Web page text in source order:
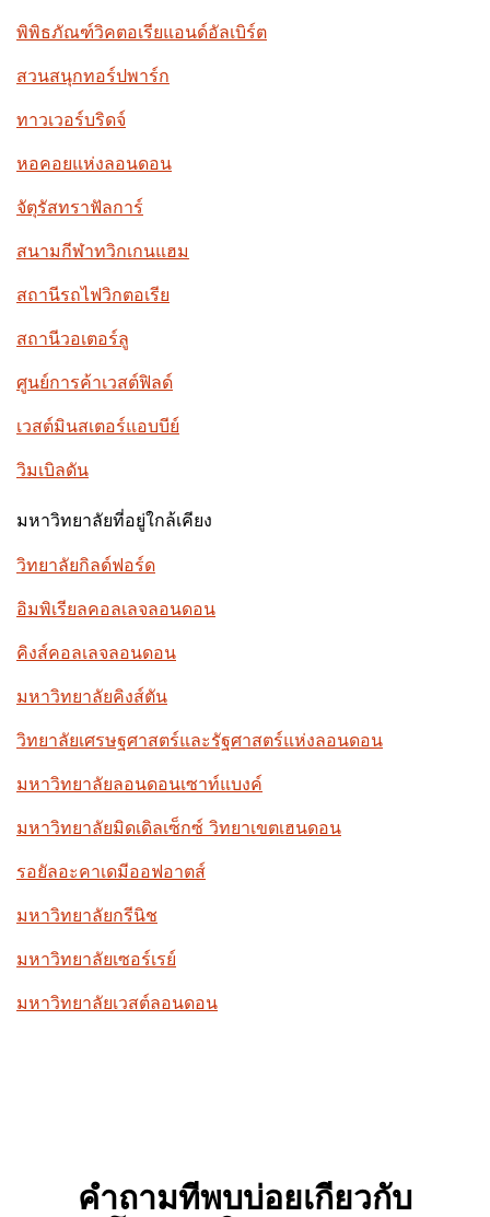
พิพิธภัณฑ์วิคตอเรียแอนด์อัลเบิร์ต
สวนสนุกทอร์ปพาร์ก
ทาวเวอร์บริดจ์
หอคอยแห่งลอนดอน
จัตุรัสทราฟัลการ์
สนามกีฬาทวิกเกนแฮม
สถานีรถไฟวิกตอเรีย
สถานีวอเตอร์ลู
ศูนย์การค้าเวสต์ฟิลด์
เวสต์มินสเตอร์แอบบีย์
วิมเบิลดัน
มหาวิทยาลัยที่อยู่ใกล้เคียง
วิทยาลัยกิลด์ฟอร์ด
อิมพิเรียลคอลเลจลอนดอน
คิงส์คอลเลจลอนดอน
มหาวิทยาลัยคิงส์ตัน
วิทยาลัยเศรษฐศาสตร์และรัฐศาสตร์แห่งลอนดอน
มหาวิทยาลัยลอนดอนเซาท์แบงค์
มหาวิทยาลัยมิดเดิลเซ็กซ์ วิทยาเขตเฮนดอน
รอยัลอะคาเดมีออฟอาตส์
มหาวิทยาลัยกรีนิช
มหาวิทยาลัยเซอร์เรย์
มหาวิทยาลัยเวสต์ลอนดอน
คำถามที่พบบ่อยเกี่ยวกับ